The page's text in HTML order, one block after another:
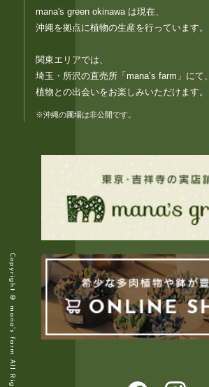
mana's green okinawa は現在、
沖縄を拠点に植物の生産を行っています。
関東エリアでは、
埼玉・所沢の直売所「mana’s farm」にて、
植物との出会いをお楽しみいただけます。
※沖縄の圃場は非公開です。
Copyright © mana's farm All Rights Reserved.